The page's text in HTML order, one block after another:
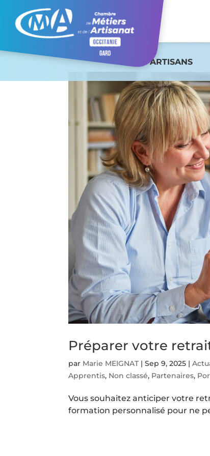
ARTISANS
Préparer votre
par Marie MEIGNAT |Sep 9, 2025 |
Apprentis, Non classé, Partenaires,
Vous souhaitez anticiper votre
formation personnalisé pour ne